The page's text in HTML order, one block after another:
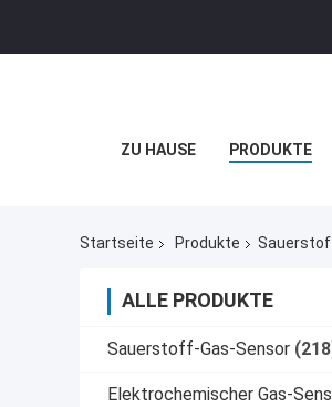
ZU HAUSE PRODUKTE
Startseite Produkte
ALLE PRODUKTE
Sauerstoff-Gas-Sensor
Elektrochemischer Gas-